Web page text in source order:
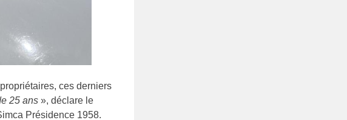
ces derniers
25 ans », déclare le
Présidence 1958.